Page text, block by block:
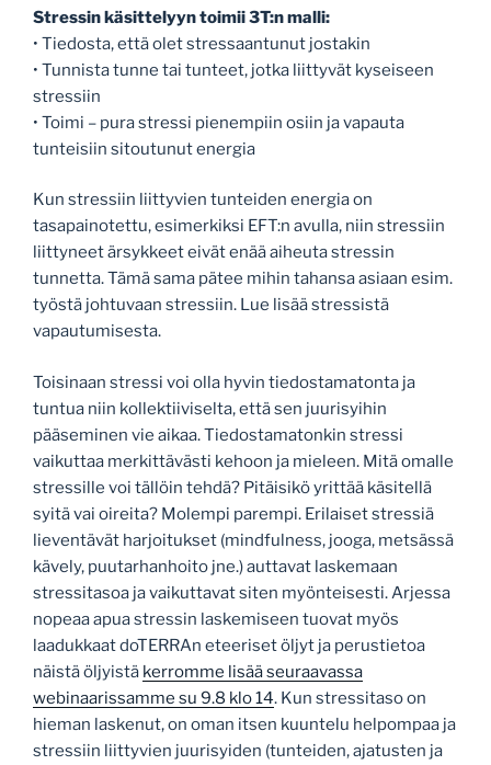
Stressin käsittelyyn toimii 3T:n malli:
• Tiedosta, että olet stressaantunut jostakin
• Tunnista tunne tai tunteet, jotka liittyvät kyseiseen
stressiin
• Toimi – pura stressi pienempiin osiin ja vapauta
tunteisiin sitoutunut energia
Kun stressiin liittyvien tunteiden energia on
tasapainotettu, esimerkiksi EFT:n avulla, niin stressiin
liittyneet ärsykkeet eivät enää aiheuta stressin
tunnetta. Tämä sama pätee mihin tahansa asiaan esim.
työstä johtuvaan stressiin. Lue lisää stressistä
vapautumisesta.
Toisinaan stressi voi olla hyvin tiedostamatonta ja
tuntua niin kollektiiviselta, että sen juurisyihin
pääseminen vie aikaa. Tiedostamatonkin stressi
vaikuttaa merkittävästi kehoon ja mieleen. Mitä omalle
stressille voi tällöin tehdä? Pitäisikö yrittää käsitellä
syitä vai oireita? Molempi parempi. Erilaiset stressiä
lieventävät harjoitukset (mindfulness, jooga, metsässä
kävely, puutarhanhoito jne.) auttavat laskemaan
stressitasoa ja vaikuttavat siten myönteisesti. Arjessa
nopeaa apua stressin laskemiseen tuovat myös
laadukkaat doTERRAn eteeriset öljyt ja perustietoa
näistä öljyistä kerromme lisää seuraavassa
webinaarissamme su 9.8 klo 14. Kun stressitaso on
hieman laskenut, on oman itsen kuuntelu helpompaa ja
stressiin liittyvien juurisyiden (tunteiden, ajatusten ja